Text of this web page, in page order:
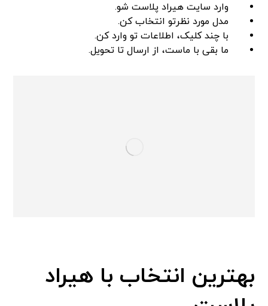
وارد سایت هیراد پلاست شو.
مدل مورد نظرتو انتخاب کن.
با چند کلیک، اطلاعات تو وارد کن.
ما بقی با ماست، از ارسال تا تحویل.
بهترین انتخاب با هیراد